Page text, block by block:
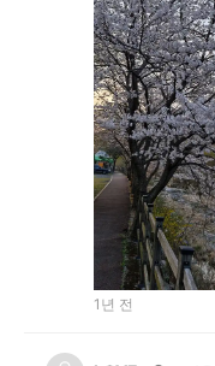
1년 전